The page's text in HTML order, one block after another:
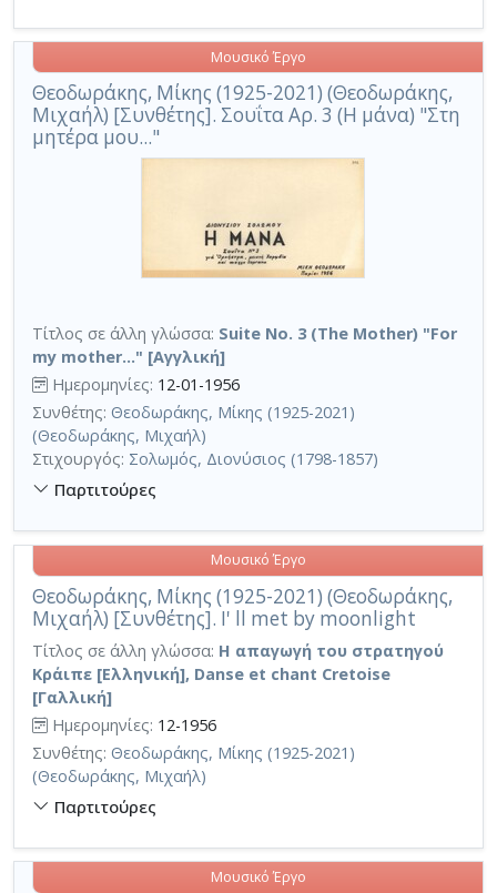
Θεοδωράκης, Μίκης (1925-2021) (Θεοδωράκης,
Μιχαήλ) [Συνθέτης]. Σουΐτα Αρ. 3 (Η μάνα) "Στη
μητέρα μου..."
Μουσικό Έργο
Τίτλος σε άλλη γλώσσα: Suite No. 3 (The Mother) "For
my mother..." [Αγγλική]
Ημερομηνίες: 12-01-1956
Συνθέτης: Θεοδωράκης, Μίκης (1925-2021)
(Θεοδωράκης, Μιχαήλ)
Στιχουργός: Σολωμός, Διονύσιος (1798-1857)
Παρτιτούρες
Θεοδωράκης, Μίκης (1925-2021) (Θεοδωράκης,
Μιχαήλ) [Συνθέτης]. I' ll met by moonlight
Μουσικό Έργο
Τίτλος σε άλλη γλώσσα: Η απαγωγή του στρατηγού
Κράιπε [Ελληνική], Danse et chant Cretoise
[Γαλλική]
Ημερομηνίες: 12-1956
Συνθέτης: Θεοδωράκης, Μίκης (1925-2021)
(Θεοδωράκης, Μιχαήλ)
Παρτιτούρες
Μουσικό Έργο